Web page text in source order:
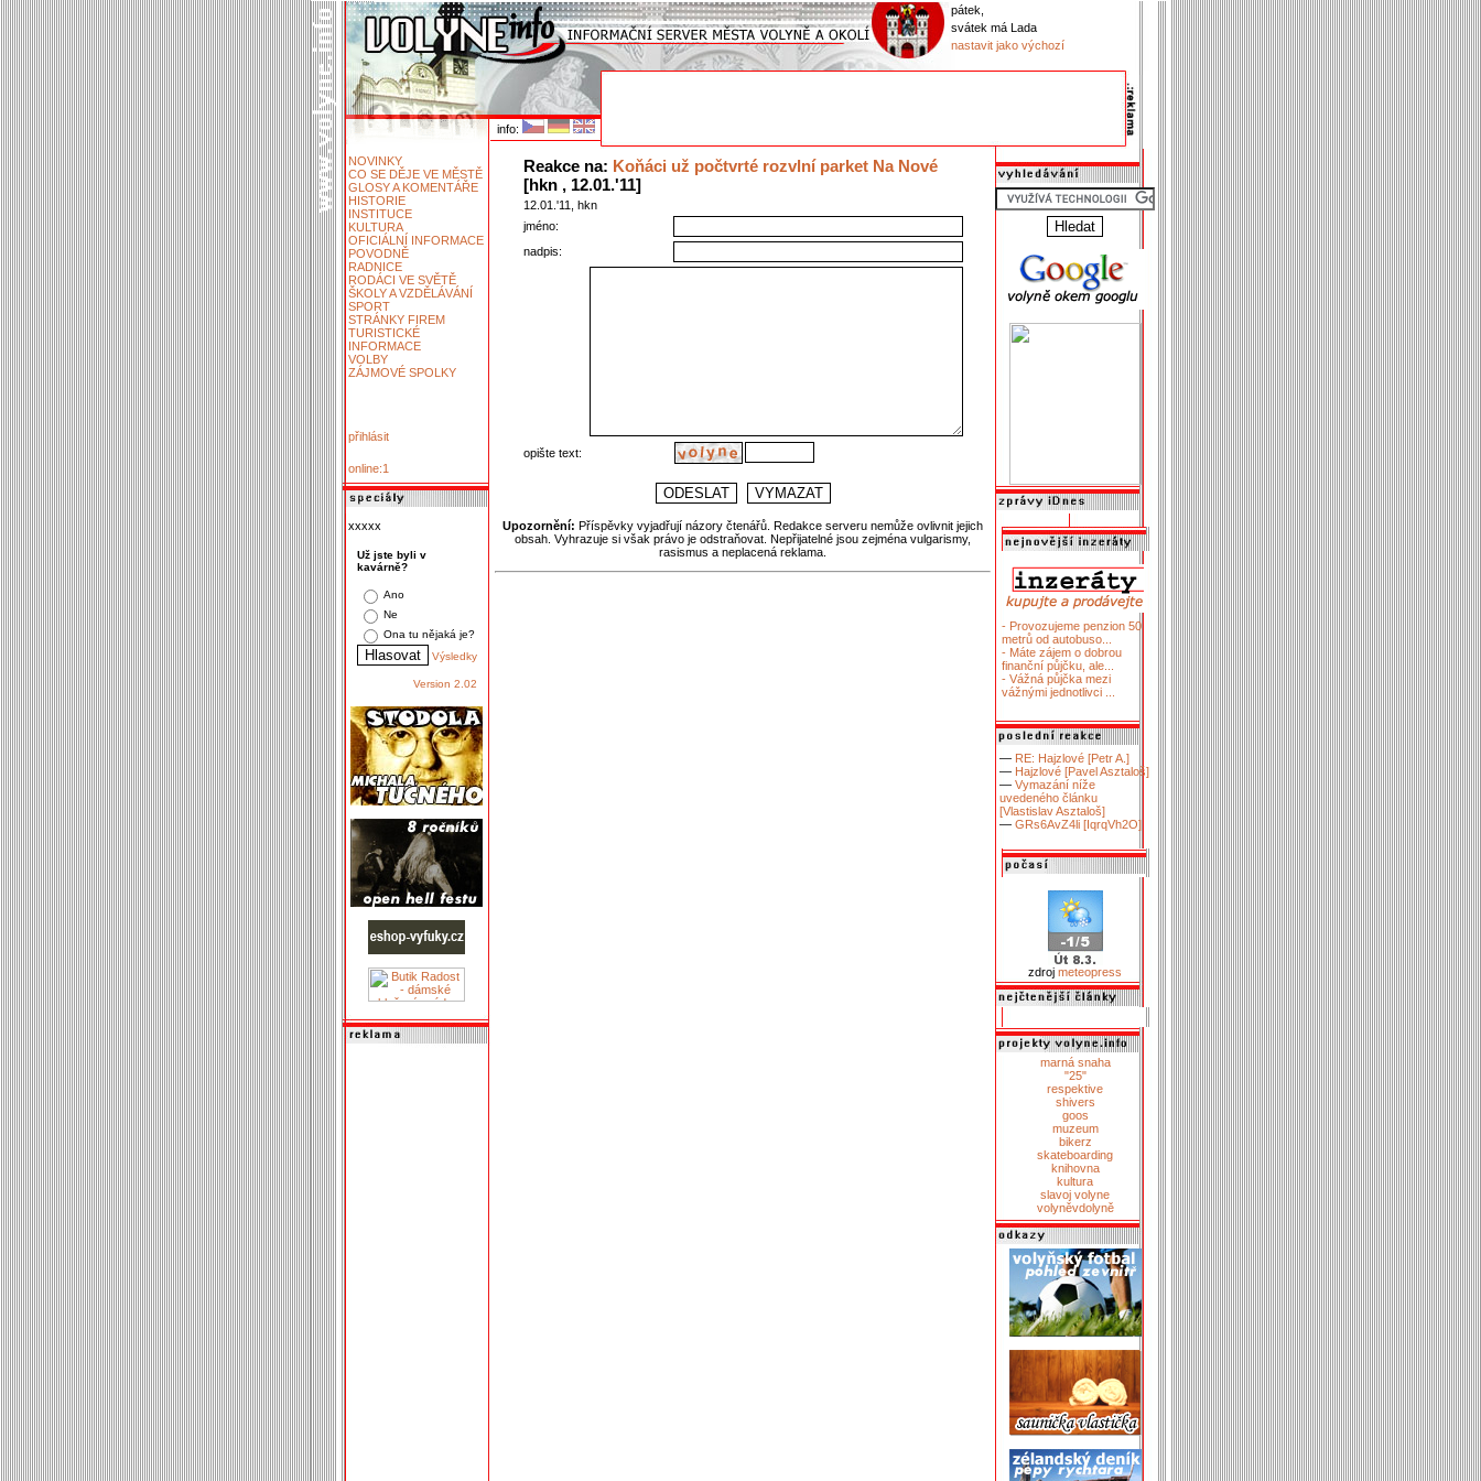
pátek,
svátek má Lada
nastavit jako výchozí
info:
NOVINKY
CO SE DĚJE VE MĚSTĚ
GLOSY A KOMENTÁŘE
HISTORIE
INSTITUCE
KULTURA
OFICIÁLNÍ INFORMACE
POVODNĚ
RADNICE
RODÁCI VE SVĚTĚ
ŠKOLY A VZDĚLÁVÁNÍ
SPORT
STRÁNKY FIREM
TURISTICKÉ
INFORMACE
VOLBY
ZÁJMOVÉ SPOLKY
přihlásit
online:1
xxxxx
Už jste byli v
kavárně?
Ano
Ne
Ona tu nějaká je?
Výsledky
Version 2.02
Reakce na: Koňáci už počtvrté rozvlní parket Na Nové
[hkn , 12.01.'11]
12.01.'11, hkn
jméno:
nadpis:
opište text:
Upozornění: Příspěvky vyjadřují názory čtenářů. Redakce serveru nemůže ovlivnit jejich
obsah. Vyhrazuje si však právo je odstraňovat. Nepřijatelné jsou zejména vulgarismy,
rasismus a neplacená reklama.
- Provozujeme penzion 50
metrů od autobuso...
- Máte zájem o dobrou
finanční půjčku, ale...
- Vážná půjčka mezi
vážnými jednotlivci ...
— RE: Hajzlové [Petr A.]
— Hajzlové [Pavel Asztaloš]
— Vymazání níže
uvedeného článku
[Vlastislav Asztaloš]
— GRs6AvZ4li [IqrqVh2O]
zdroj meteopress
marná snaha
"25"
respektive
shivers
goos
muzeum
bikerz
skateboarding
knihovna
kultura
slavoj volyne
volyněvdolyně